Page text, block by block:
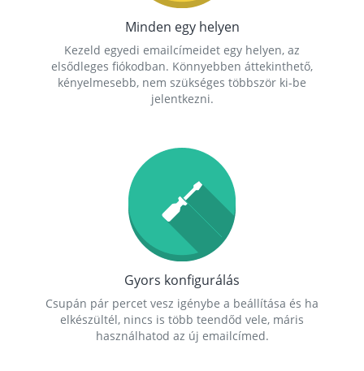
Minden egy helyen
Kezeld egyedi emailcímeidet egy helyen, az
elsődleges fiókodban. Könnyebben áttekinthető,
kényelmesebb, nem szükséges többször ki-be
jelentkezni.
Gyors konfigurálás
Csupán pár percet vesz igénybe a beállítása és ha
elkészültél, nincs is több teendőd vele, máris
használhatod az új emailcímed.